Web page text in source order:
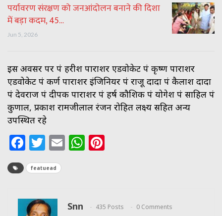
पर्यावरण संरक्षण को जनआंदोलन बनाने की दिशा
में बड़ा कदम, 45…
Jun 5, 2026
इस अवसर पर पं हरीश पाराशर एडवोकेट पं कृष्ण पाराशर
एडवोकेट पं कर्ण पाराशर इंजिनियर पं राजू दादा पं कैलाश दादा
पं देवराज पं दीपक पाराशर पं हर्ष कौशिक पं योगेश पं साहिल पं
कुणाल, प्रकाश रामजीलाल रंजन रोहित लक्ष्य सहित अन्य
उपस्थित रहे
Facebook
Twitter
EmailWhatsApp
featuead
Snn 435 Posts 0 Comments